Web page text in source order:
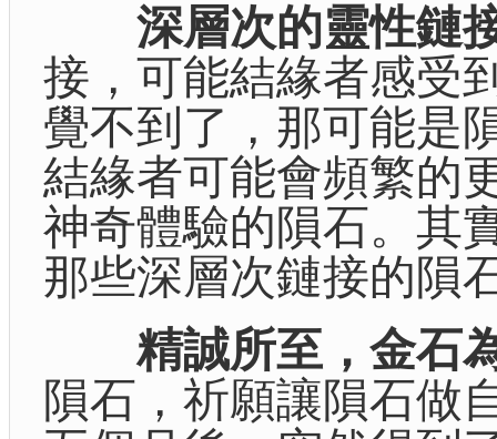
深層次的靈性鏈
接，可能結緣者感受
覺不到了，那可能是
結緣者可能會頻繁的
神奇體驗的隕石。其
那些深層次鏈接的隕
精誠所至，金石
隕石，祈願讓隕石做